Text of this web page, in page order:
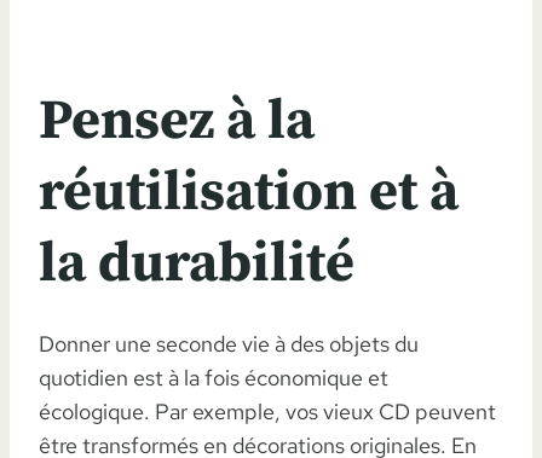
Pensez à la
réutilisation et à
la durabilité
Donner une seconde vie à des objets du
quotidien est à la fois économique et
écologique. Par exemple, vos vieux CD peuvent
être transformés en décorations originales. En